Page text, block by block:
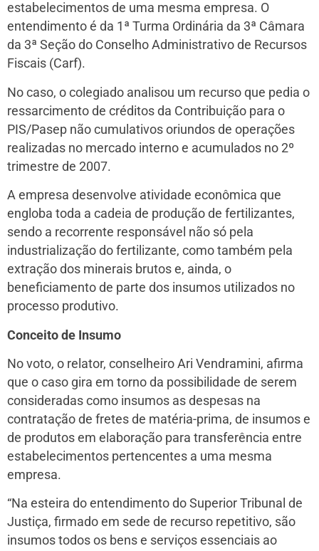
estabelecimentos de uma mesma empresa. O
entendimento é da 1ª Turma Ordinária da 3ª Câmara
da 3ª Seção do Conselho Administrativo de Recursos
Fiscais (Carf).
No caso, o colegiado analisou um recurso que pedia o
ressarcimento de créditos da Contribuição para o
PIS/Pasep não cumulativos oriundos de operações
realizadas no mercado interno e acumulados no 2º
trimestre de 2007.
A empresa desenvolve atividade econômica que
engloba toda a cadeia de produção de fertilizantes,
sendo a recorrente responsável não só pela
industrialização do fertilizante, como também pela
extração dos minerais brutos e, ainda, o
beneficiamento de parte dos insumos utilizados no
processo produtivo.
Conceito de Insumo
No voto, o relator, conselheiro Ari Vendramini, afirma
que o caso gira em torno da possibilidade de serem
consideradas como insumos as despesas na
contratação de fretes de matéria-prima, de insumos e
de produtos em elaboração para transferência entre
estabelecimentos pertencentes a uma mesma
empresa.
“Na esteira do entendimento do Superior Tribunal de
Justiça, firmado em sede de recurso repetitivo, são
insumos todos os bens e serviços essenciais ao